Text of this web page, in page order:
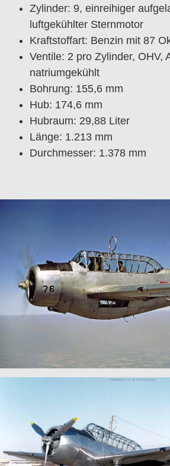
Zylinder: 9, einreihiger
luftgekühlter Sternmotor
Kraftstoffart: Benzin mit 87
Ventile: 2 pro Zylinder, OHV,
natriumgekühlt
Bohrung: 155,6 mm
Hub: 174,6 mm
Hubraum: 29,88 Liter
Länge: 1.213 mm
Durchmesser: 1.378 mm